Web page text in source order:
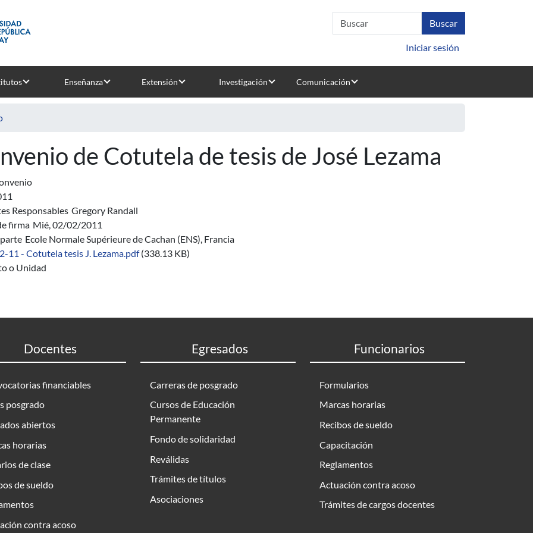
Iniciar sesión
Enseñanza Extensión Investigación Comunicación
de Cotutela de tesis de José Lezama
Responsables Gregory Randall
firma Mié, 02/02/2011
Ecole Normale Supérieure de Cachan (ENS), Francia
11 - Cotutela tesis J. Lezama.pdf (338.13 KB)
o Unidad
Docentes
financiables
posgrado
abiertos
horarias
de clase
de sueldo
contra acoso
Egresados
Carreras de posgrado
Cursos de Educación
Permanente
Fondo de solidaridad
Reválidas
Trámites de títulos
Asociaciones
Funcionarios
Formularios
Marcas horarias
Recibos de sueldo
Capacitación
Reglamentos
Actuación contra acoso
Trámites de cargos docentes